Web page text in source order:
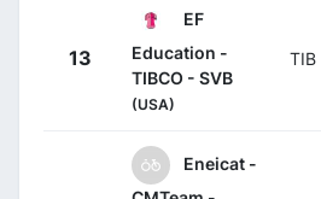
13
EF
Education -
TIBCO - SVB
(USA)
TIB
Eneicat -